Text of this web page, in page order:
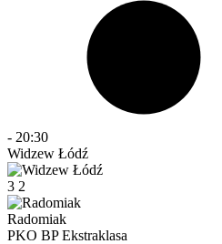
- 20:30
Widzew Łódź
3 2
Radomiak
PKO BP Ekstraklasa